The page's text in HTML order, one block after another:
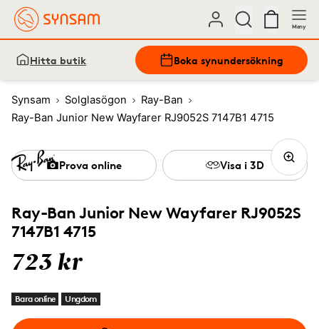
Meny
Hitta butik Boka synundersökning
Synsam Solglasögon
Ray-Ban
Ray-Ban Junior New Wayfarer RJ9052S 7147B1 4715
Ray-Ban Junior New Wayfarer RJ9052S
7147B1 4715
723 kr
Bara online Ungdom
Prova online Visa i 3D